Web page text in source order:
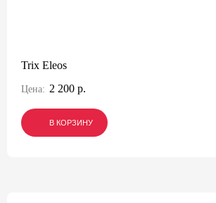
Trix Eleos
Цена: 2 200 р.
В КОРЗИНУ
В КОРЗИНУ
В КОРЗИНУ